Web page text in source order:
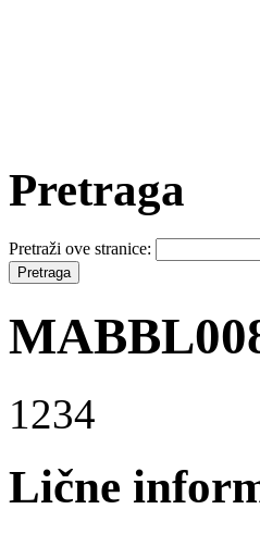
Pretraga
Pretraži ove stranice:
1234
Lične